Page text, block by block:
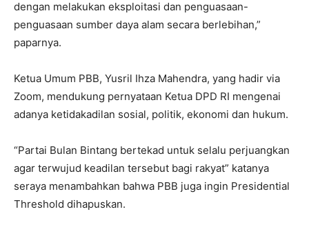
dengan melakukan eksploitasi dan penguasaan-
penguasaan sumber daya alam secara berlebihan,”
paparnya.
Ketua Umum PBB, Yusril Ihza Mahendra, yang hadir via
Zoom, mendukung pernyataan Ketua DPD RI mengenai
adanya ketidakadilan sosial, politik, ekonomi dan hukum.
“Partai Bulan Bintang bertekad untuk selalu perjuangkan
agar terwujud keadilan tersebut bagi rakyat” katanya
seraya menambahkan bahwa PBB juga ingin Presidential
Threshold dihapuskan.